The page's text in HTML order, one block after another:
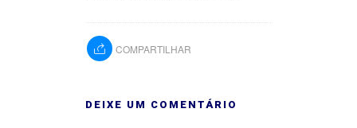
COMPARTILHAR
DEIXE UM COMENTÁRIO